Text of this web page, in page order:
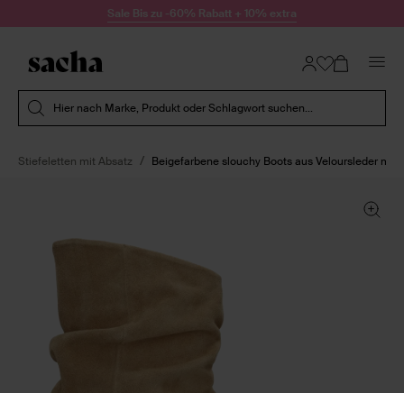
Zum Inhalt springenSale Bis zu -60% Rabatt + 10% extra
Hier nach Marke, Produkt oder Schlagwort suchen...
Stiefeletten mit Absatz Beigefarbene slouchy Boots aus Veloursleder mit